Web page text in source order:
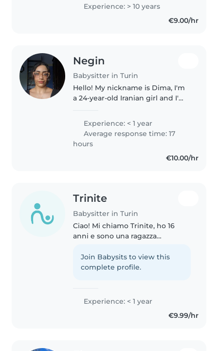
compito come lavoro ed è per
Experience: > 10 years
€9.00/hr
Negin
Babysitter in Turin
Hello! My nickname is Dima, I'm
a 24-year-old Iranian girl and I'm
my native language is Persian
(Farsi). I also speak English and
can communicate comfortably..
Experience: < 1 year
Average response time: 17
hours
€10.00/hr
Trinite
Babysitter in Turin
Ciao! Mi chiamo Trinite, ho 16
anni e sono una ragazza
Mi piace prendermi cura dei
bambini, giocare con loro e
Join Babysits to view this
complete profile.
Experience: < 1 year
€9.99/hr